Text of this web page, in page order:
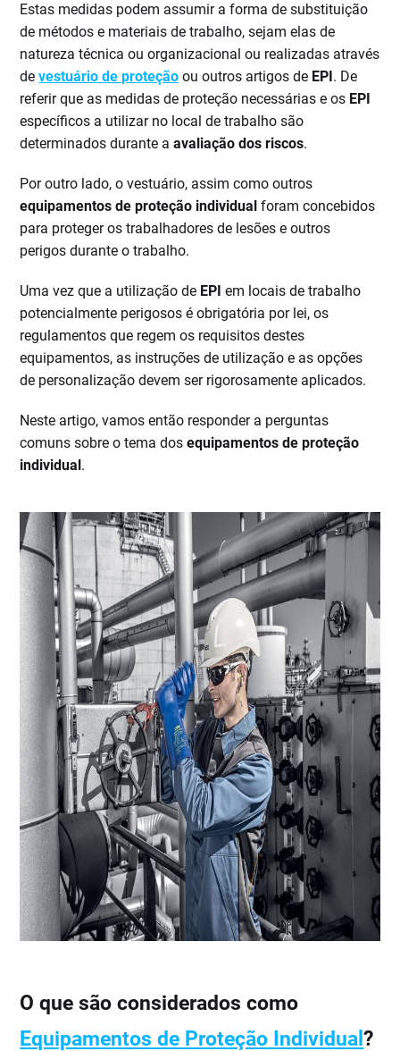
Estas medidas podem assumir a forma de substituição
de métodos e materiais de trabalho, sejam elas de
natureza técnica ou organizacional ou realizadas através
devestuário de proteção ou outros artigos de EPI. De
referir que as medidas de proteção necessárias e os EPI
específicos a utilizar no local de trabalho são
determinados durante aavaliação dos riscos.
Por outro lado, o vestuário, assim como outros
equipamentos de proteção individual foram concebidos
para proteger os trabalhadores de lesões e outros
perigos durante o trabalho.
Uma vez que a utilização de EPI em locais de trabalho
potencialmente perigosos é obrigatória por lei, os
regulamentos que regem os requisitos destes
equipamentos, as instruções de utilização e as opções
de personalização devem ser rigorosamente aplicados.
Neste artigo, vamos então responder a perguntas
comuns sobre o tema dosequipamentos de proteção
individual.
O que são considerados como
Equipamentos de Proteção Individual?